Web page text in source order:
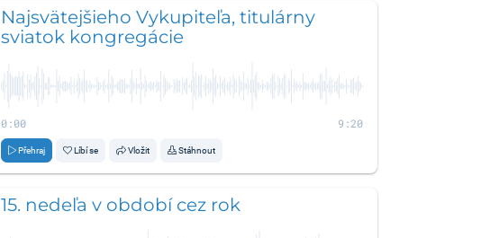
Najsvätejšieho Vykupiteľa, titulárny
sviatok kongregácie
0:00 9:20
Přehraj Líbí se Vložit Stáhnout
15. nedeľa v období cez rok